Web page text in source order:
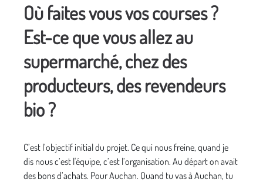
Où faites vous vos courses ?
Est-ce que vous allez au
supermarché, chez des
producteurs, des revendeurs
bio ?
C’est l’objectif initial du projet. Ce qui nous freine, quand je
dis nous c’est l'équipe, c’est l’organisation. Au départ on avait
des bons d’achats. Pour Auchan. Quand tu vas à Auchan, tu